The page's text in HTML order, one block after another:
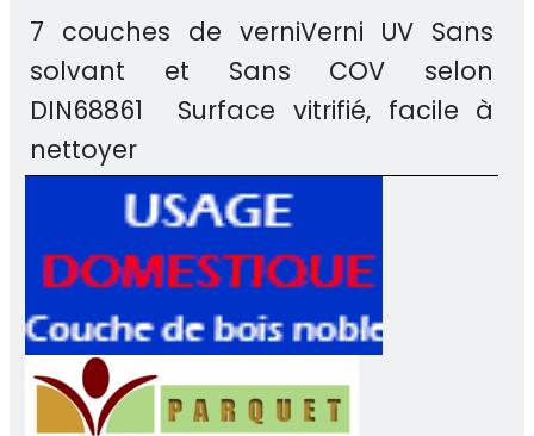
7 couches de verniVerni UV Sans
solvant et Sans COV selon
DIN68861 Surface vitrifié, facile à
nettoyer